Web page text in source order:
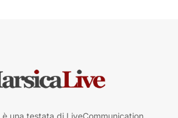
è una testata di LiveCommunication